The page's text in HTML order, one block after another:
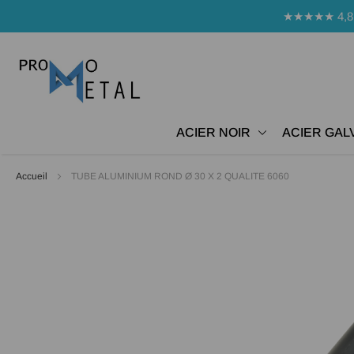
★★★★★ 4,8
ACIER NOIR ACIER
Accueil TUBE ALUMINIUM ROND Ø 30 X 2 QUALITE 6060